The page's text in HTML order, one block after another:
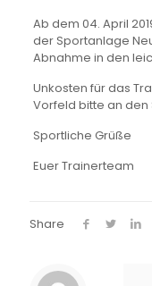
Ab dem 04. April
der Sportanlage
Abnahme in den
Unkosten für das
Vorfeld bitte an
Sportliche Grüße
Euer Trainerteam
Share